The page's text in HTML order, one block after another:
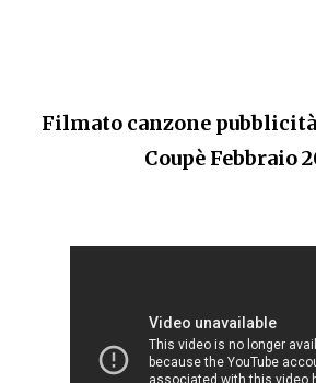
Filmato canzone
Coupè Febbraio